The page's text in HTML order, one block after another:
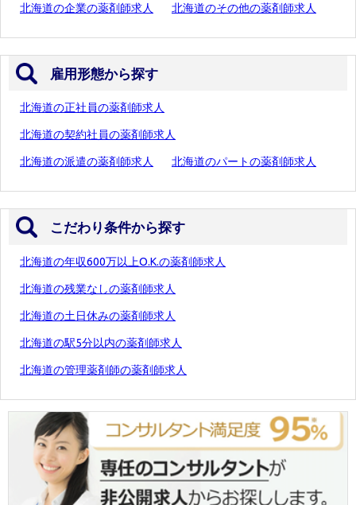
北海道の企業の薬剤師求人 北海道のその他の薬剤師求人
雇用形態から探す
北海道の正社員の薬剤師求人
北海道の契約社員の薬剤師求人
北海道の派遣の薬剤師求人 北海道のパートの薬剤師求人
こだわり条件から探す
北海道の年収600万以上O.K.の薬剤師求人
北海道の残業なしの薬剤師求人
北海道の土日休みの薬剤師求人
北海道の駅5分以内の薬剤師求人
北海道の管理薬剤師の薬剤師求人